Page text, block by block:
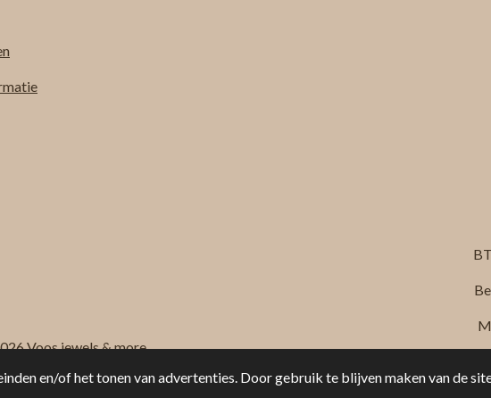
en/of het tonen van advertenties. Door gebruik te blijven maken van de
Voos jewels & more